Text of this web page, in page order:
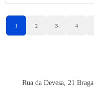
1 2 3 4
Rua da Devesa, 21 Braga